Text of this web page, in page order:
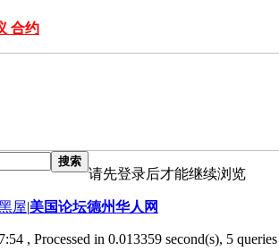
合约
搜索
请先登录后才能继续浏览
屋|美国论坛德州华人网
, Processed in 0.013359 second(s), 5